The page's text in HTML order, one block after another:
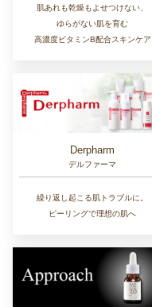
肌あれも乾燥もよせつけない、
ゆらがない肌を育む
高濃度ビタミンB配合スキンケア
Derpharm
デルファーマ
繰り返し起こる肌トラブルに。
ピーリングで理想の肌へ